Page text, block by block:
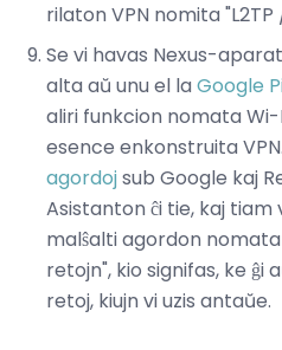
rilaton VPN nomita "L2TP
Se vi havas Nexus-
alta aŭ unu el la Google
aliri funkcion nomata Wi-
esence enkonstruita
agordojsub Google kaj
Asistanton ĉi tie, kaj tiam
malŝalti agordon
retojn", kio signifas, ke
retoj, kiujn vi uzis antaŭe.